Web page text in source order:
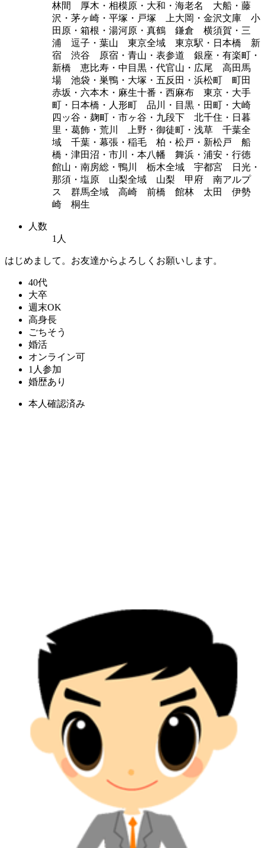
林間 厚木・相模原・大和・海老名 大船・藤
沢・茅ヶ崎・平塚・戸塚 上大岡・金沢文庫 小
田原・箱根・湯河原・真鶴 鎌倉 横須賀・三
浦 逗子・葉山 東京全域 東京駅・日本橋 新
宿 渋谷 原宿・青山・表参道 銀座・有楽町・
新橋 恵比寿・中目黒・代官山・広尾 高田馬
場 池袋・巣鴨・大塚・五反田・浜松町 町田
赤坂・六本木・麻生十番・西麻布 東京・大手
町・日本橋・人形町 品川・目黒・田町・大崎
四ッ谷・麹町・市ヶ谷・九段下 北千住・日暮
里・葛飾・荒川 上野・御徒町・浅草 千葉全
域 千葉・幕張・稲毛 柏・松戸・新松戸 船
橋・津田沼・市川・本八幡 舞浜・浦安・行徳
館山・南房総・鴨川 栃木全域 宇都宮 日光・
那須・塩原 山梨全域 山梨 甲府 南アルプ
ス 群馬全域 高崎 前橋 館林 太田 伊勢
崎 桐生
人数
1人
はじめまして。お友達からよろしくお願いします。
40代
大卒
週末OK
高身長
ごちそう
婚活
オンライン可
1人参加
婚歴あり
本人確認済み